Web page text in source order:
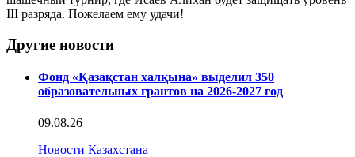
ІІІ разряда. Пожелаем ему удачи!
Другие новости
Фонд «Қазақстан халқына» выделил 350
образовательных грантов на 2026-2027 год
09.08.26
Новости Казахстана